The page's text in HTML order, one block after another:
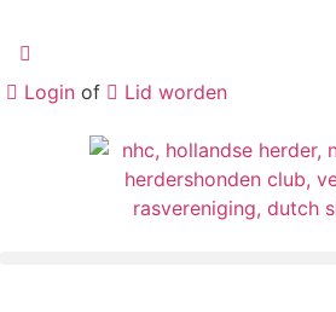
Login of Lid worden